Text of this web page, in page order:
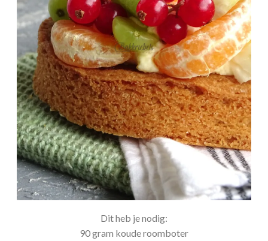
Dit heb je nodig:
90 gram koude roomboter